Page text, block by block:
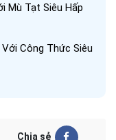
Mù Tạt Siêu Hấp
Công Thức Siêu
Chia sẻ